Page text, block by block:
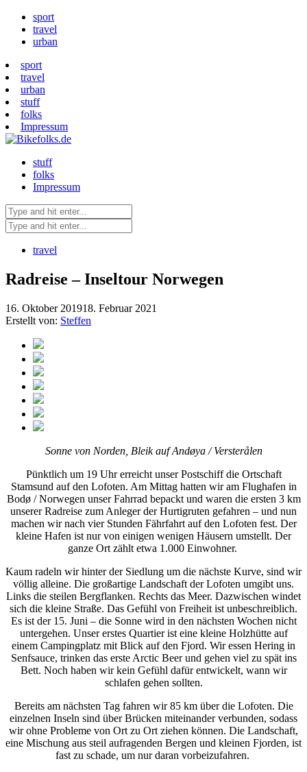
sport
travel
urban
sport
travel
urban
stuff
folks
Impressum
stuff
folks
Impressum
travel
Radreise – Inseltour Norwegen
16. Oktober 201918. Februar 2021
Erstellt von: Steffen
Sonne von Norden, Bleik auf Andøya / Versterålen
Pünktlich um 19 Uhr erreicht unser Postschiff die Ortschaft
Stamsund auf den Lofoten. Am Mittag hatten wir am Flughafen in
Bodø / Norwegen unser Fahrrad bepackt und waren die ersten 3 km
unserer Radreise zum Anleger der Hurtigruten gefahren – und nun
machen wir nach vier Stunden Fährfahrt auf den Lofoten fest. Der
kleine Hafen ist nur von einigen wenigen Häusern umstellt. Der
ganze Ort zählt etwa 1.000 Einwohner.
Kaum radeln wir hinter der Siedlung um die nächste Kurve, sind wir
völlig alleine. Die großartige Landschaft der Lofoten umgibt uns.
Links die steilen Bergflanken. Rechts das Meer. Dazwischen windet
sich die kleine Straße. Das Gefühl von Freiheit ist unbeschreiblich.
Es ist der 15. Juni – die Sonne wird in den nächsten Wochen nicht
untergehen. Unser erstes Quartier ist eine kleine Holzhütte auf
einem Campingplatz mit Blick auf den Fjord. Wir essen Hering in
Senfsauce, trinken das erste Arctic Beer und gehen viel zu spät ins
Bett. Noch haben wir kein Gefühl dafür entwickelt, wann wir
schlafen gehen sollten.
Bereits am nächsten Tag fahren wir 85 km über die Lofoten. Die
einzelnen Inseln sind über Brücken miteinander verbunden, sodass
wir ohne Probleme von Ort zu Ort ziehen können. Die Landschaft,
eine Mischung aus steil aufragenden Bergen und kleinen Fjorden, ist
fast zu schade, um nur daran vorbeizufahren.